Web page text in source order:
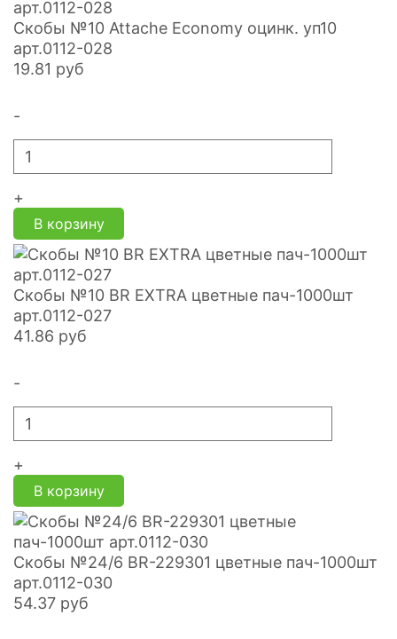
Скобы №10 Attache Economy оцинк. уп10
арт.0112-028
19.81 руб
-
+
В корзину
Скобы №10 BR EXTRA цветные пач-1000шт
арт.0112-027
41.86 руб
-
+
В корзину
Скобы №24/6 BR-229301 цветные пач-1000шт
арт.0112-030
54.37 руб